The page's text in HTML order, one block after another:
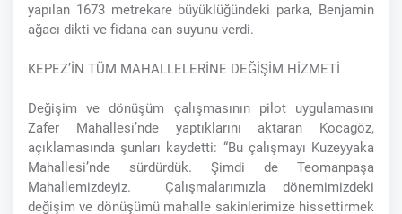
yapılan 1673 metrekare büyüklüğündeki parka, Benjamin
ağacı dikti ve fidana can suyunu verdi.
KEPEZ’İN TÜM MAHALLELERİNE DEĞİŞİM HİZMETİ
Değişim ve dönüşüm çalışmasının pilot uygulamasını
Zafer Mahallesi’nde yaptıklarını aktaran Kocagöz,
açıklamasında şunları kaydetti: “Bu çalışmayı Kuzeyyaka
Mahallesi’nde sürdürdük. Şimdi de Teomanpaşa
Mahallemizdeyiz. Çalışmalarımızla dönemimizdeki
değişim ve dönüşümü mahalle sakinlerimize hissettirmek